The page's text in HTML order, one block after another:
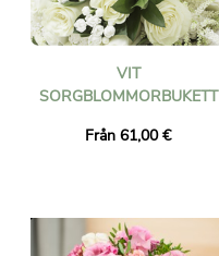
VIT
SORGBLOMMORBUKETT
Från 61,00 €